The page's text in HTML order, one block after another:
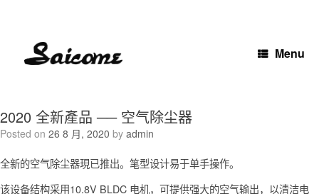
Menu
2020 全新產品 ── 空气除尘器
Posted on 26 8 月, 2020 by admin
全新的空气除尘器現已推出。笔型设计易于单手操作。
该设备结构采用10.8V BLDC 电机，可提供强大的空气输出，以清洁电